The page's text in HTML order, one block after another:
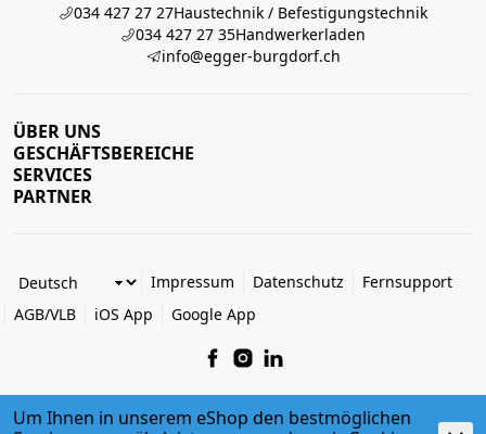
034 427 27 27Haustechnik / Befestigungstechnik
034 427 27 35Handwerkerladen
info@egger-burgdorf.ch
ÜBER UNS
GESCHÄFTSBEREICHE
SERVICES
PARTNER
Impressum Datenschutz
Fernsupport
AGB/VLB
iOS App Google App
Um Ihnen in unserem eShop den bestmöglichen